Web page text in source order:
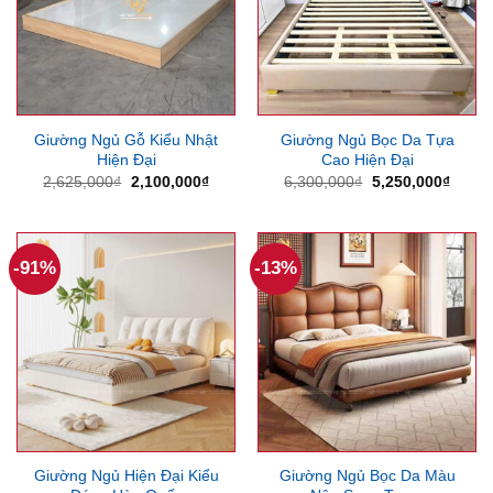
Giường Ngủ Gỗ Kiểu Nhật
Hiện Đại
2,625,000₫ Giá
gốc
2,100,000₫Giá
2,100,000₫.
Giường Ngủ Bọc Da Tựa
Cao Hiện Đại
6,300,000₫ Giá
gốc
5,250,000₫Giá
-91%
Giường Ngủ Hiện Đại Kiểu
-13%
Giường Ngủ Bọc Da Màu